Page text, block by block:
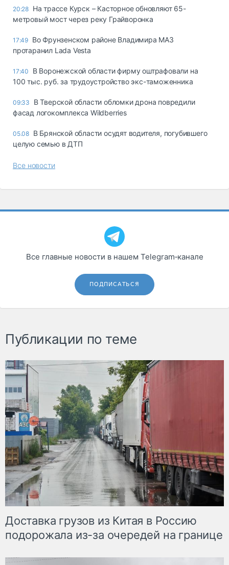
20:28 На трассе Курск – Касторное обновляют 65-
метровый мост через реку Грайворонка
17:49 Во Фрунзенском районе Владимира МАЗ
протаранил Lada Vesta
17:40
В Воронежской области фирму оштрафовали на
100 тыс. руб. за трудоустройство экс-таможенника
09:33
В Тверской области обломки дрона повредили
фасад логокомплекса Wildberries
05.08 В Брянской области осудят водителя, погубившего
целую семью в ДТП
Все новости
Все главные новости в нашем Telegram‑канале
ПОДПИСАТЬСЯ
Публикации по теме
Доставка грузов из Китая в Россию
подорожала из-за очередей на границе